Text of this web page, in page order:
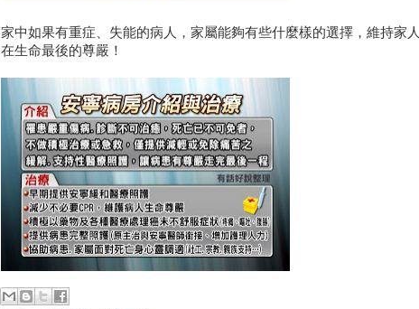
家中如果有重症、失能的病人，家屬能夠有些什麼樣的選擇，維持家人
在生命最後的尊嚴！